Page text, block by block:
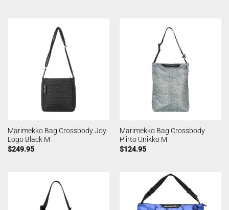
Marimekko Bag Crossbody Joy
Logo Black M
$249.95
Marimekko Bag Crossbody
Piirto Unikko M
$124.95